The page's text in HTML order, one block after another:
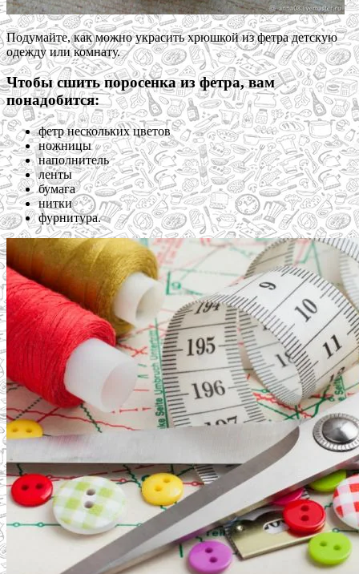
Подумайте, как можно украсить хрюшкой из фетра детскую
одежду или комнату.
Чтобы сшить поросенка из фетра, вам
понадобится:
фетр нескольких цветов
ножницы
наполнитель
ленты
бумага
нитки
фурнитура.